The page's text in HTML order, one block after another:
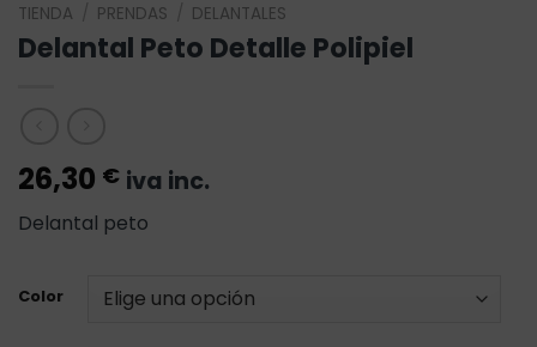
TIENDA PRENDAS DELANTALES
Delantal Peto Detalle Polipiel
26,30 € iva inc.
Delantal peto
Color